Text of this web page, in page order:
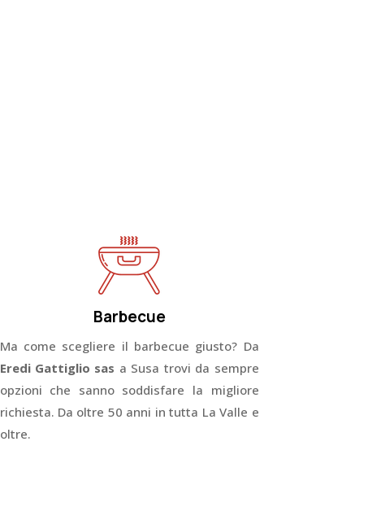
Barbecue
Ma come scegliere il barbecue giusto? Da
Eredi Gattiglio sas a Susa trovi da sempre
opzioni che sanno soddisfare la migliore
richiesta. Da oltre 50 anni in tutta La Valle e
oltre.